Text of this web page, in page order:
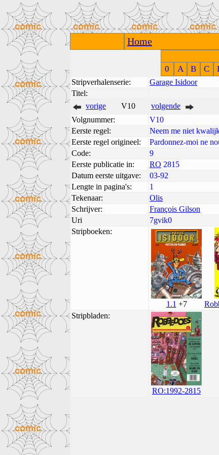
Home
0 A B C
Stripverhalenserie:
Garage Isidoor
Titel:
vorige
V10
volgende
Volgnummer:
V10
Eerste regel:
Neem me niet
Eerste regel origineel:
Pardonnez-moi ne
Code:
9
Eerste publicatie in:
RO 2815
Datum eerste uitgave:
03-92
Lengte in pagina's:
1
Tekenaar:
Olis
Schrijver:
François Gilson
Uri
7gvik0
Stripboeken:
1.1 +7
Stripbladen:
RO:1992-2815